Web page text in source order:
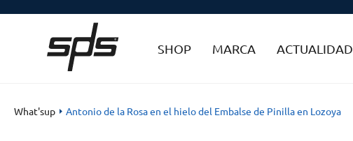
SHOP MARCA ACTUALIDAD
What'sup Antonio de la Rosa en el hielo del Embalse de Pinilla en Lozoya